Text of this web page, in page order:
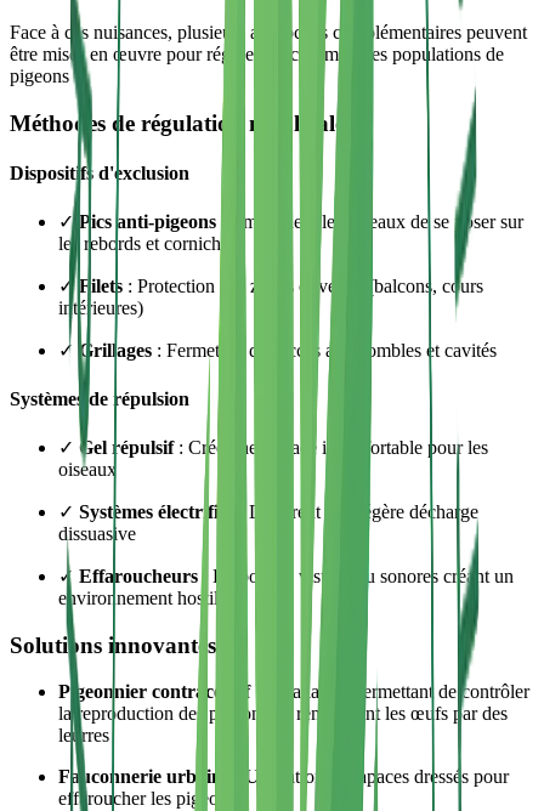
Face à ces nuisances, plusieurs approches complémentaires peuvent
être mises en œuvre pour réguler efficacement les populations de
pigeons :
Méthodes de régulation non létales
Dispositifs d'exclusion
✓ Pics anti-pigeons: Empêchent les oiseaux de se poser sur
les rebords et corniches
✓ Filets : Protection des zones ouvertes (balcons, cours
intérieures)
✓Grillages : Fermeture des accès aux combles et cavités
Systèmes de répulsion
✓ Gel répulsif: Crée une surface inconfortable pour les
oiseaux
✓ Systèmes électrifiés
: Délivrent une légère décharge
dissuasive
✓ Effaroucheurs: Dispositifs visuels ou sonores créant un
environnement hostile
Solutions innovantes
Pigeonnier contraceptif: Installation permettant de contrôler
la reproduction des pigeons en remplaçant les œufs par des
leurres
Fauconnerie urbaine
: Utilisation de rapaces dressés pour
effaroucher les pigeons